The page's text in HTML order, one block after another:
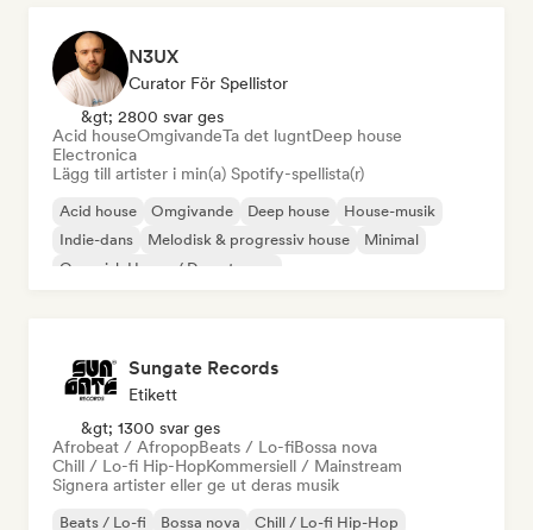
N3UX
Curator För Spellistor
&gt; 2800 svar ges
Acid houseOmgivandeTa det lugntDeep house
Electronica
Lägg till artister i min(a) Spotify-spellista(r)
Acid house Omgivande Deep house
House-musik
Indie-dans
Melodisk & progressiv house
Minimal
Organisk House / Downtempo
Sungate Records
Etikett
&gt; 1300 svar ges
Afrobeat / AfropopBeats / Lo-fiBossa nova
Chill / Lo-fi Hip-HopKommersiell / Mainstream
Signera artister eller ge ut deras musik
Beats / Lo-fi Bossa nova
Chill / Lo-fi Hip-Hop